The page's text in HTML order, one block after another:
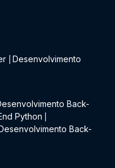
Desenvolvimento
Back-
Python
Back-